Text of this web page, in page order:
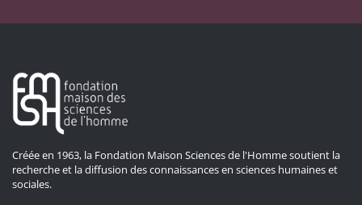
Créée en 1963, la Fondation Maison Sciences de l'Homme soutient la
recherche et la diffusion des connaissances en sciences humaines et
sociales.